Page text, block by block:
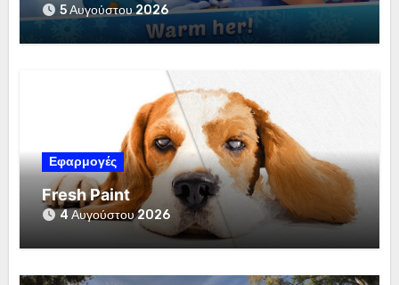
5 Αυγούστου 2026
Εφαρμογές
Fresh Paint
4 Αυγούστου 2026